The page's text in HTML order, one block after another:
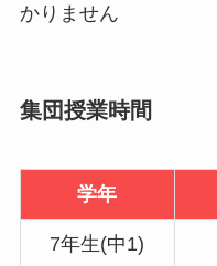
かりません
集団授業時間
学年
7年生(中1)